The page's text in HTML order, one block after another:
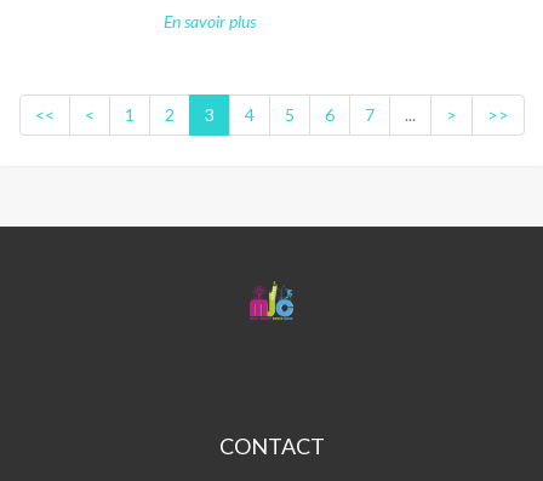
En savoir plus
<< < 1 2 3 4 5 6 7 ... > >>
MJC
CENTRE
CONTACT